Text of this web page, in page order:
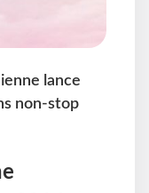
lance
non-stop